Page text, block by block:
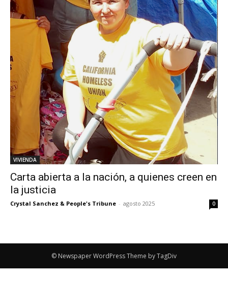
VIVIENDA
Carta abierta a la nación, a quienes creen en
la justicia
Crystal Sanchez & People's Tribune - agosto 2025 0
© Newspaper WordPress Theme by TagDiv